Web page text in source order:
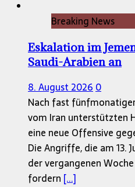
Breaking News
Eskalation im
Saudi-Arabien an
8. August 20260
Nach fast
vom Iran unterstützten
eine neue Offensive
Die Angriffe, die am 13.
der vergangenen
fordern [...]